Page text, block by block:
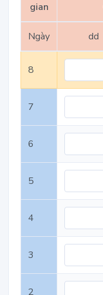
gian
Ngày dd
8
7
6
5
4
3
2